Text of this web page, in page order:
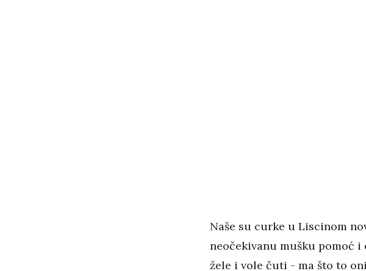
Naše su curke u Liscinom
neočekivanu mušku pomoć
žele i vole čuti - ma što to